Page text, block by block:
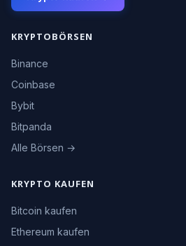
KRYPTOBÖRSEN
Binance
Coinbase
Bybit
Bitpanda
Alle Börsen →
KRYPTO KAUFEN
Bitcoin kaufen
Ethereum kaufen